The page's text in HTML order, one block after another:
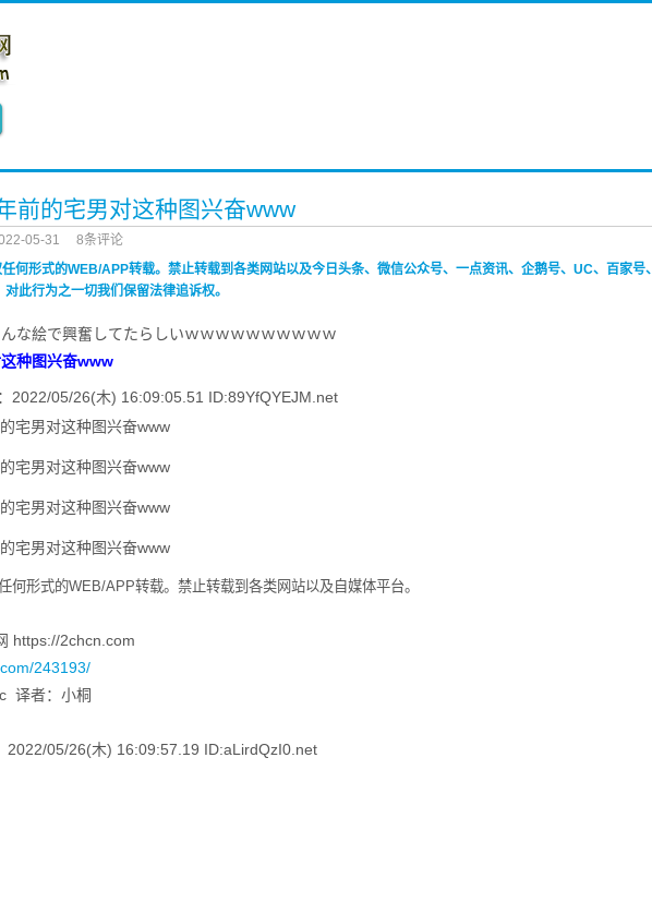
前的宅男对这种图兴奋www
05-31
8条评论
何形式的WEB/APP转载。禁止转载到各类网站以及今日头条、微信公众号、一点资讯、企鹅号、UC、百家号、
此行为之一切我们保留法律追诉权。
な絵で興奮してたらしいｗｗｗｗｗｗｗｗｗｗ
种图兴奋www
2022/05/26(木) 16:09:05.51 ID:89YfQYEJM.net
何形式的WEB/APP转载。禁止转载到各类网站以及自媒体平台。
https://2chcn.com
243193/
译者：小桐
2022/05/26(木) 16:09:57.19 ID:aLirdQzI0.net